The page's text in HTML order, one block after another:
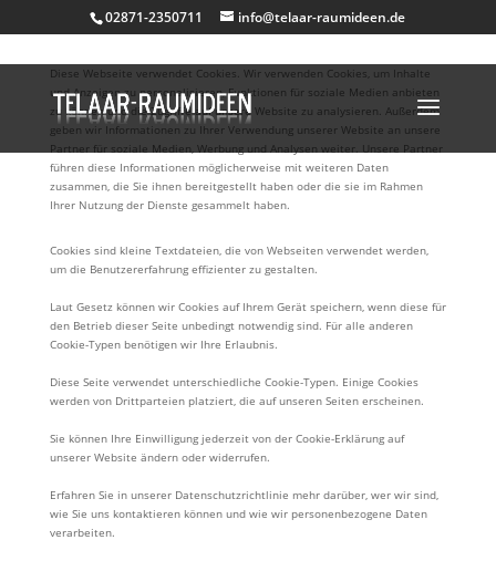
02871-2350711 info@telaar-raumideen.de
Diese Webseite verwendet Cookies. Wir verwenden Cookies, um Inhalte
und Anzeigen zu personalisieren, Funktionen für soziale Medien anbieten
zu können und die Zugriffe auf unsere Website zu analysieren. Außerdem
geben wir Informationen zu Ihrer Verwendung unserer Website an unsere
Partner für soziale Medien, Werbung und Analysen weiter. Unsere Partner
führen diese Informationen möglicherweise mit weiteren Daten
zusammen, die Sie ihnen bereitgestellt haben oder die sie im Rahmen
Ihrer Nutzung der Dienste gesammelt haben.
Cookies sind kleine Textdateien, die von Webseiten verwendet werden,
um die Benutzererfahrung effizienter zu gestalten.
Laut Gesetz können wir Cookies auf Ihrem Gerät speichern, wenn diese für
den Betrieb dieser Seite unbedingt notwendig sind. Für alle anderen
Cookie-Typen benötigen wir Ihre Erlaubnis.
Diese Seite verwendet unterschiedliche Cookie-Typen. Einige Cookies
werden von Drittparteien platziert, die auf unseren Seiten erscheinen.
Sie können Ihre Einwilligung jederzeit von der Cookie-Erklärung auf
unserer Website ändern oder widerrufen.
Erfahren Sie in unserer Datenschutzrichtlinie mehr darüber, wer wir sind,
wie Sie uns kontaktieren können und wie wir personenbezogene Daten
verarbeiten.